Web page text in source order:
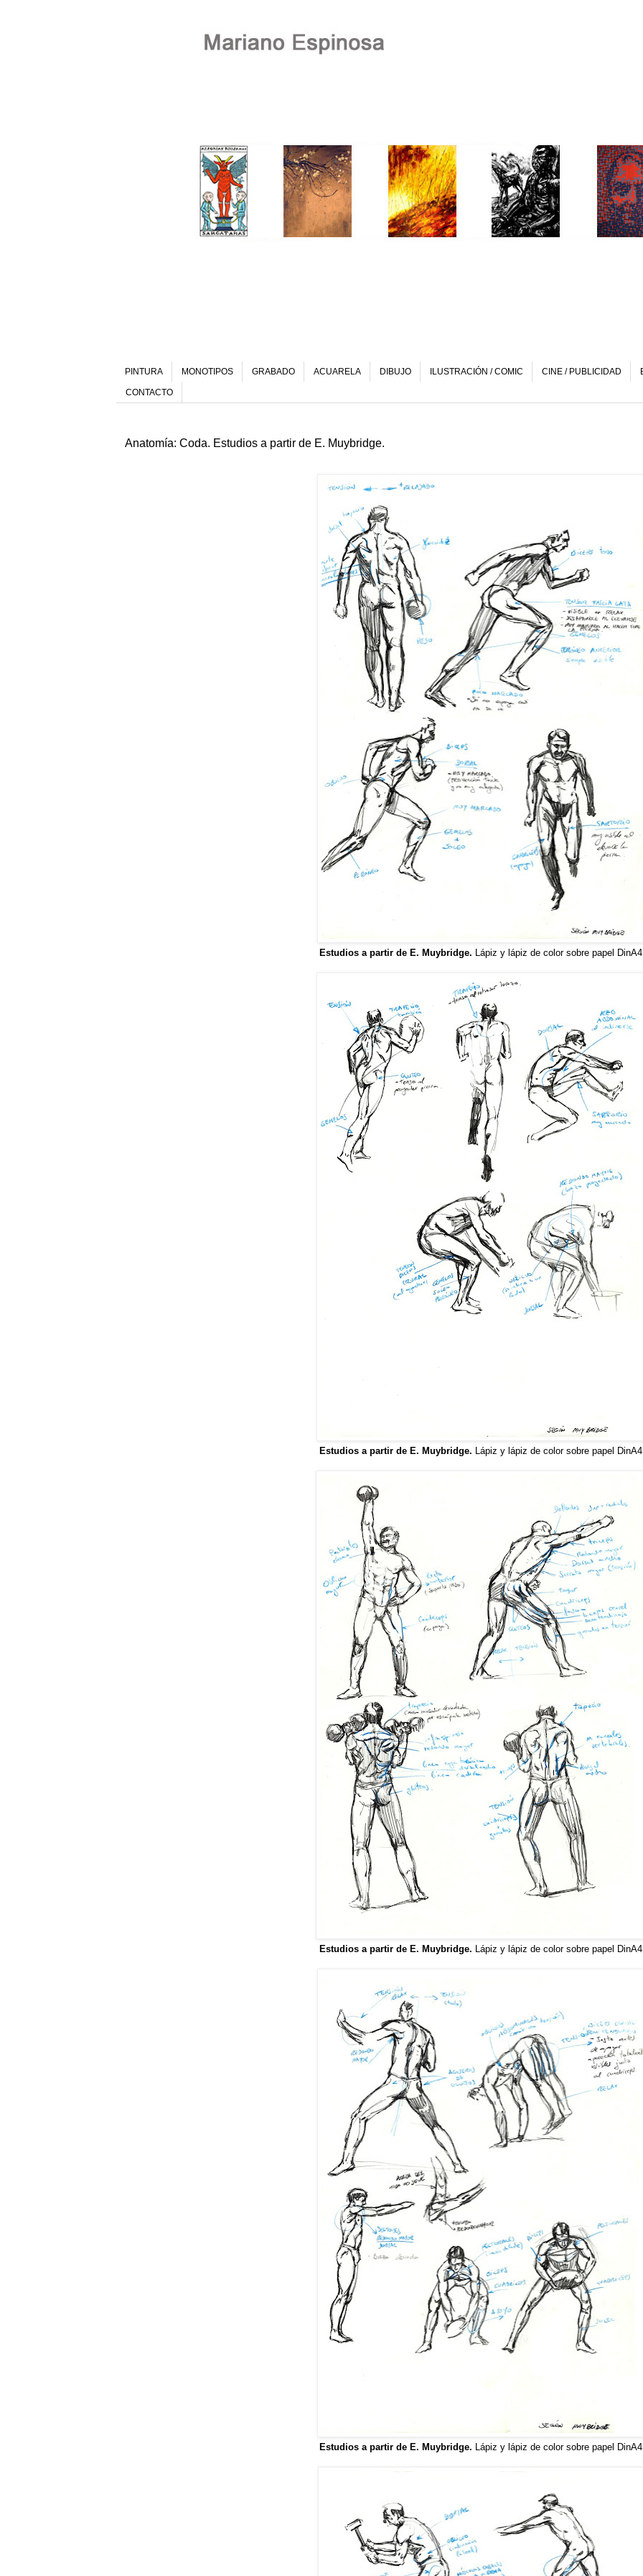
PINTURA MONOTIPOS GRABADO ACUARELA DIBUJO ILUSTRACIÓN / COMIC CINE / PUBLICIDAD
CONTACTO
Anatomía: Coda. Estudios a partir de E. Muybridge.
Estudios a partir de E. Muybridge. Lápiz y lápiz de color sobre papel
Estudios a partir de E. Muybridge. Lápiz y lápiz de color sobre papel
Estudios a partir de E. Muybridge. Lápiz y lápiz de color sobre papel
Estudios a partir de E. Muybridge. Lápiz y lápiz de color sobre papel